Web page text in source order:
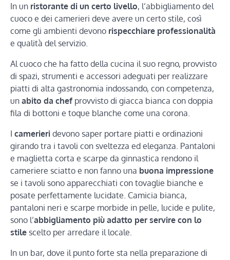
In un ristorante di un certo livello, l’abbigliamento del
cuoco e dei camerieri deve avere un certo stile, così
come gli ambienti devono rispecchiare professionalità
e qualità del servizio.
Al cuoco che ha fatto della cucina il suo regno, provvisto
di spazi, strumenti e accessori adeguati per realizzare
piatti di alta gastronomia indossando, con competenza,
un abito da chef provvisto di giacca bianca con doppia
fila di bottoni e toque blanche come una corona.
I camerieri devono saper portare piatti e ordinazioni
girando tra i tavoli con sveltezza ed eleganza. Pantaloni
e maglietta corta e scarpe da ginnastica rendono il
cameriere sciatto e non fanno una buona impressione
se i tavoli sono apparecchiati con tovaglie bianche e
posate perfettamente lucidate. Camicia bianca,
pantaloni neri e scarpe morbide in pelle, lucide e pulite,
sono l’abbigliamento più adatto per servire con lo
stile scelto per arredare il locale.
In un bar, dove il punto forte sta nella preparazione di